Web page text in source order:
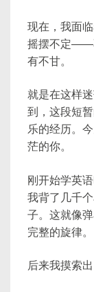
现在，我面
摇摆不定——
有不甘。
就是在这样
到，这段短
乐的经历。
茫的你。
刚开始学英
我背了几千
子。这就像
完整的旋律。
后来我摸索